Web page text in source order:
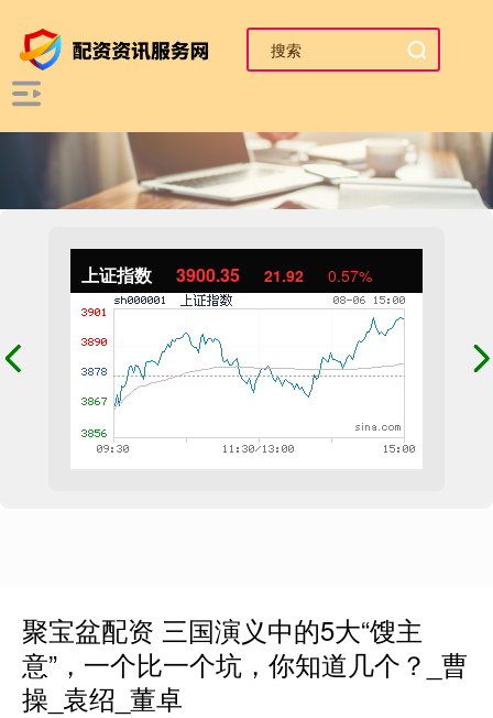
上证指数 3900.35 21.92 0.57%
聚宝盆配资 三国演义中的5大“馊主
意”，一个比一个坑，你知道几个？_曹
操_袁绍_董卓